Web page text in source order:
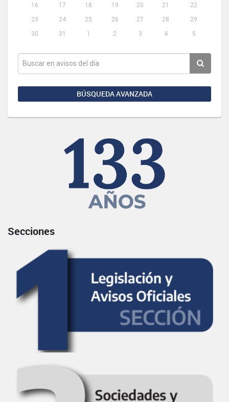
16
17 18 19 20 21
22
23
24 25 26 27 28
29
30
31 1 2 3 4 5
BÚSQUEDA AVANZADA
Secciones